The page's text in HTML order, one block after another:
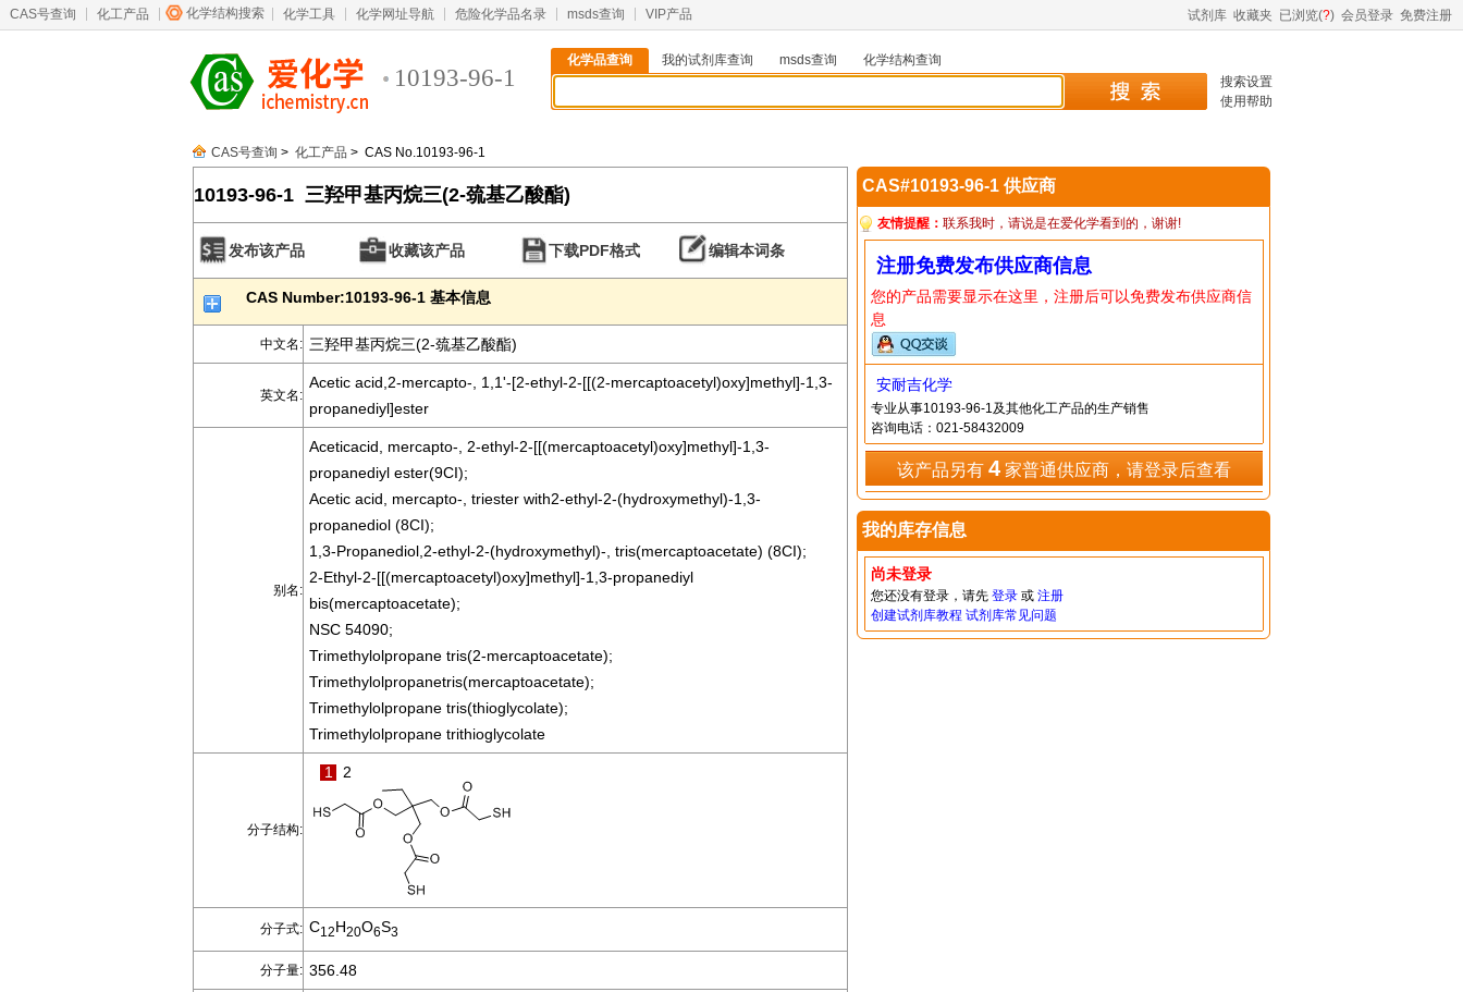
CAS号查询 化工产品 化学结构搜索 化学工具 化学网址导航 危险化学品名录 msds查询 VIP产品 试剂库 收藏夹 已浏览(?) 会员登录 免费注册
10193-96-1
化学品查询 我的试剂库查询 msds查询
化学结构查询
搜索设置
使用帮助
CAS号查询 > 化工产品 > CAS No.10193-96-1
10193-96-1 三羟甲基丙烷三(2-巯基乙酸酯)
发布该产品 收藏该产品 下载PDF格式 编辑本词条
CAS Number:10193-96-1 基本信息
中文名: 三羟甲基丙烷三(2-巯基乙酸酯)
英文名:
Acetic acid,2-mercapto-, 1,1'-[2-ethyl-2-[[(2-mercaptoacetyl)oxy]methyl]-1,3-
propanediyl]ester
别名:
Aceticacid, mercapto-, 2-ethyl-2-[[(mercaptoacetyl)oxy]methyl]-1,3-
propanediyl ester(9CI);
Acetic acid, mercapto-, triester with2-ethyl-2-(hydroxymethyl)-1,3-
propanediol (8CI);
1,3-Propanediol,2-ethyl-2-(hydroxymethyl)-, tris(mercaptoacetate) (8CI);
2-Ethyl-2-[[(mercaptoacetyl)oxy]methyl]-1,3-propanediyl
bis(mercaptoacetate);
NSC 54090;
Trimethylolpropane tris(2-mercaptoacetate);
Trimethylolpropanetris(mercaptoacetate);
Trimethylolpropane tris(thioglycolate);
Trimethylolpropane trithioglycolate
分子结构:
1 2
分子式: C12H20O6S3
分子量: 356.48
CAS#10193-96-1 供应商
友情提醒： 联系我时，请说是在爱化学看到的，谢谢!
注册免费发布供应商信息
您的产品需要显示在这里，注册后可以免费发布供应商信
息
安耐吉化学
专业从事10193-96-1及其他化工产品的生产销售
咨询电话：021-58432009
该产品另有 4家普通供应商，请登录后查看
我的库存信息
尚未登录
您还没有登录，请先 登录或 注册
创建试剂库教程 试剂库常见问题